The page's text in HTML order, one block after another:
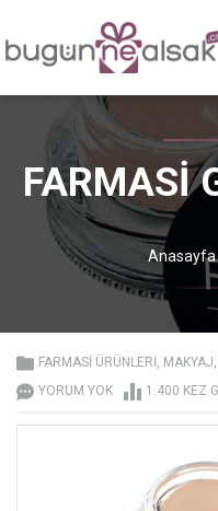
FARMASI
Anasayfa
FARMASI ÜRÜNLERI, MAKYAJ,
YORUM YOK
1.400 KEZ